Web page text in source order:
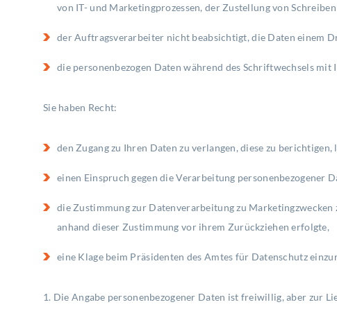
von IT- und Marketingprozessen, der Zustellung von
der Auftragsverarbeiter nicht beabsichtigt, die Daten einem
die personenbezogen Daten während des Schriftwechsels mit
Sie haben Recht:
den Zugang zu Ihren Daten zu verlangen, diese zu
einen Einspruch gegen die Verarbeitung personenbezogener
die Zustimmung zur Datenverarbeitung zu
anhand dieser Zustimmung vor ihrem Zurückziehen erfolgte,
eine Klage beim Präsidenten des Amtes für Datenschutz
1. Die Angabe personenbezogener Daten ist freiwillig, aber zur